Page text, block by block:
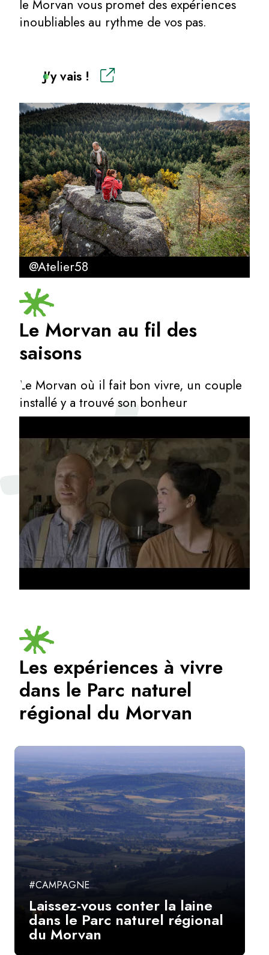
le Morvan vous promet des expériences
inoubliables au rythme de vos pas.
J'y vais !
@Atelier58
Le Morvan au fil des
saisons
Le Morvan où il fait bon vivre, un couple
installé y a trouvé son bonheur
Les expériences à vivre
dans le Parc naturel
régional du Morvan
#CAMPAGNE
Laissez-vous conter la laine
dans le Parc naturel régional
du Morvan